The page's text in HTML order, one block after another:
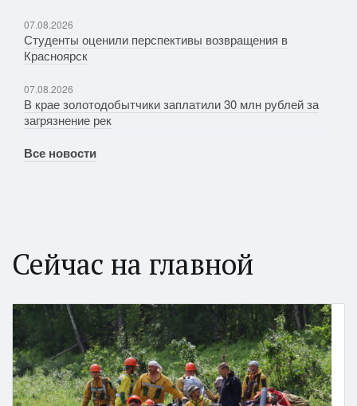
07.08.2026
Студенты оценили перспективы возвращения в
Красноярск
07.08.2026
В крае золотодобытчики заплатили 30 млн рублей за
загрязнение рек
Все новости
Сейчас на главной